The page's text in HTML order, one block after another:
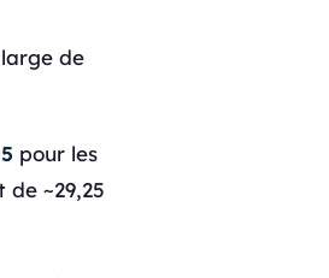
de
pour les
~29,25